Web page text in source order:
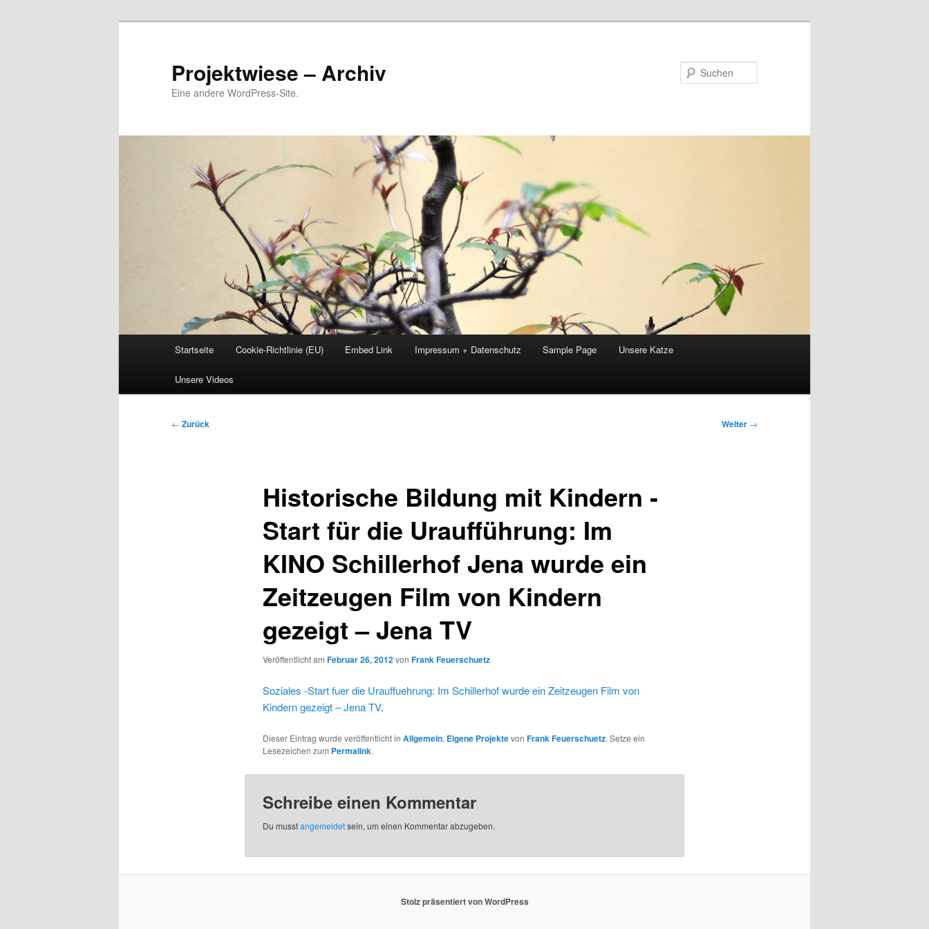
Projektwiese – Archiv
Eine andere WordPress-Site.
Startseite Cookie-Richtlinie (EU) Embed Link Impressum + Datenschutz Sample Page Unsere Katze
Unsere Videos
Beitrags-
← Zurück Weiter →
Historische Bildung mit Kindern -
Start für die Uraufführung: Im
KINO Schillerhof Jena wurde ein
Zeitzeugen Film von Kindern
gezeigt – Jena TV
Veröffentlicht am Februar 26, 2012von Frank Feuerschuetz
Soziales -Start fuer die Urauffuehrung: Im Schillerhof wurde ein Zeitzeugen Film von
Kindern gezeigt – Jena TV.
Dieser Eintrag wurde veröffentlicht in Allgemein, Eigene Projektevon Frank Feuerschuetz. Setze ein
Lesezeichen zum Permalink.
Schreibe einen Kommentar
Du musstangemeldetsein, um einen Kommentar abzugeben.
Stolz präsentiert von WordPress